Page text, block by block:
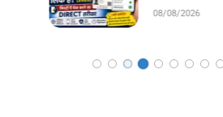
08/08/2026